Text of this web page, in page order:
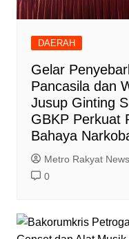
DAERAH
Gelar
Pancasila dan
Jusup Ginting
GBKP Perkuat
Bahaya
Metro Rakyat News
0